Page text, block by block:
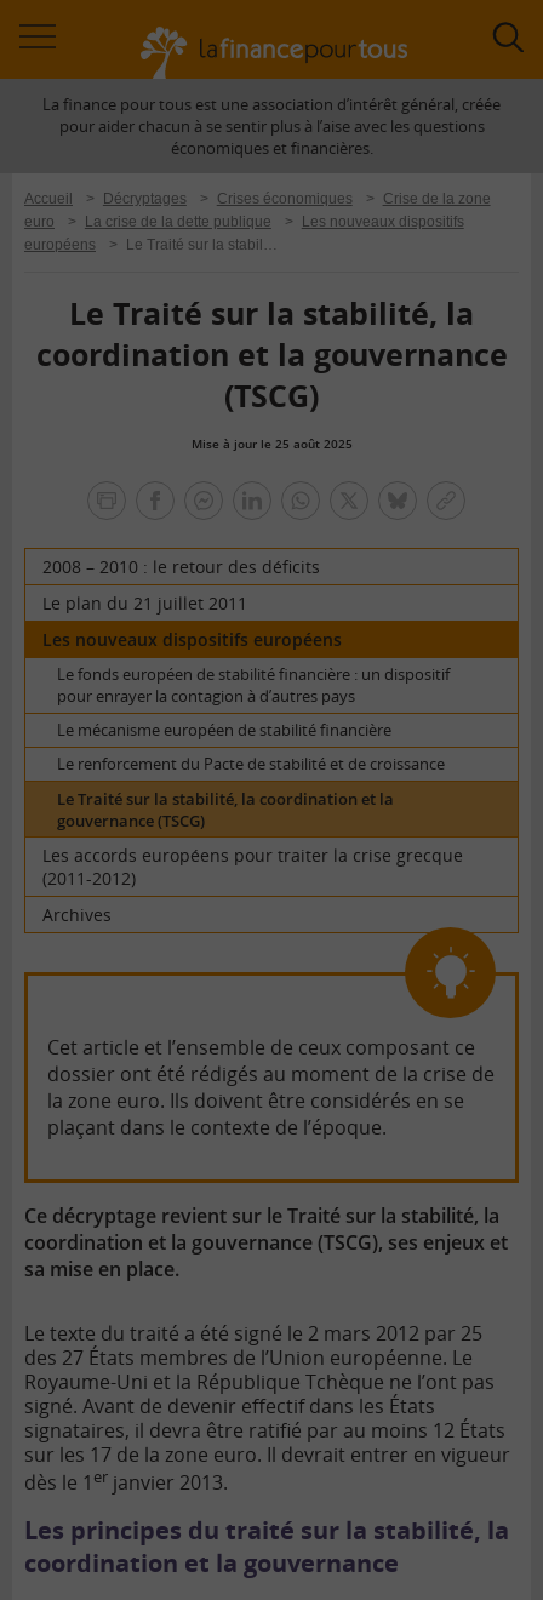
àLa finance pour tous est une association d’intérêt général, créée
pour aider chacun à se sentir plus à l’aise avec les questions
économiques et financières.
Accueil > Décryptages > Crises économiques >
Crise de la zone
euro
> La crise de la dette publique >
Les nouveaux dispositifs
européens
> Le Traité sur la stabilité, la coordination et la gouvernance (TSCG)
Le Traité sur la stabilité, la
coordination et la gouvernance
(TSCG)
Mise à jour le 25 août 2025
tous
2008 – 2010 : le retour des déficits
Le plan du 21 juillet 2011
Les nouveaux dispositifs européens
Le fonds européen de stabilité financière : un dispositif
pour enrayer la contagion à d’autres pays
Le mécanisme européen de stabilité financière
Le renforcement du Pacte de stabilité et de croissance
Le Traité sur la stabilité, la coordination et la
gouvernance (TSCG)
Les accords européens pour traiter la crise grecque
(2011-2012)
Archives
Cet article et l’ensemble de ceux composant ce
dossier ont été rédigés au moment de la crise de
la zone euro. Ils doivent être considérés en se
plaçant dans le contexte de l’époque.
Ce décryptage revient sur le Traité sur la stabilité, la
coordination et la gouvernance (TSCG), ses enjeux et
sa mise en place.
Le texte du traité a été signé le 2 mars 2012 par 25
des 27 États membres de l’Union européenne. Le
Royaume-Uni et la République Tchèque ne l’ont pas
signé. Avant de devenir effectif dans les États
signataires, il devra être ratifié par au moins 12 États
sur les 17 de la zone euro. Il devrait entrer en vigueur
dès le 1 er janvier 2013.
Les principes du traité sur la stabilité, la
coordination et la gouvernance